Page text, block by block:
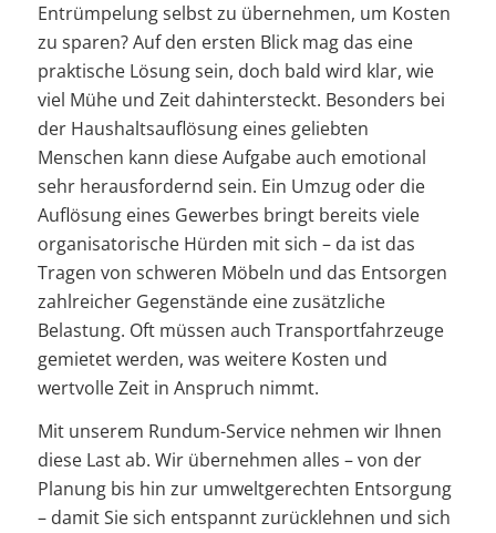
Entrümpelung selbst zu übernehmen, um Kosten
zu sparen? Auf den ersten Blick mag das eine
praktische Lösung sein, doch bald wird klar, wie
viel Mühe und Zeit dahintersteckt. Besonders bei
der Haushaltsauflösung eines geliebten
Menschen kann diese Aufgabe auch emotional
sehr herausfordernd sein. Ein Umzug oder die
Auflösung eines Gewerbes bringt bereits viele
organisatorische Hürden mit sich – da ist das
Tragen von schweren Möbeln und das Entsorgen
zahlreicher Gegenstände eine zusätzliche
Belastung. Oft müssen auch Transportfahrzeuge
gemietet werden, was weitere Kosten und
wertvolle Zeit in Anspruch nimmt.
Mit unserem Rundum-Service nehmen wir Ihnen
diese Last ab. Wir übernehmen alles – von der
Planung bis hin zur umweltgerechten Entsorgung
– damit Sie sich entspannt zurücklehnen und sich